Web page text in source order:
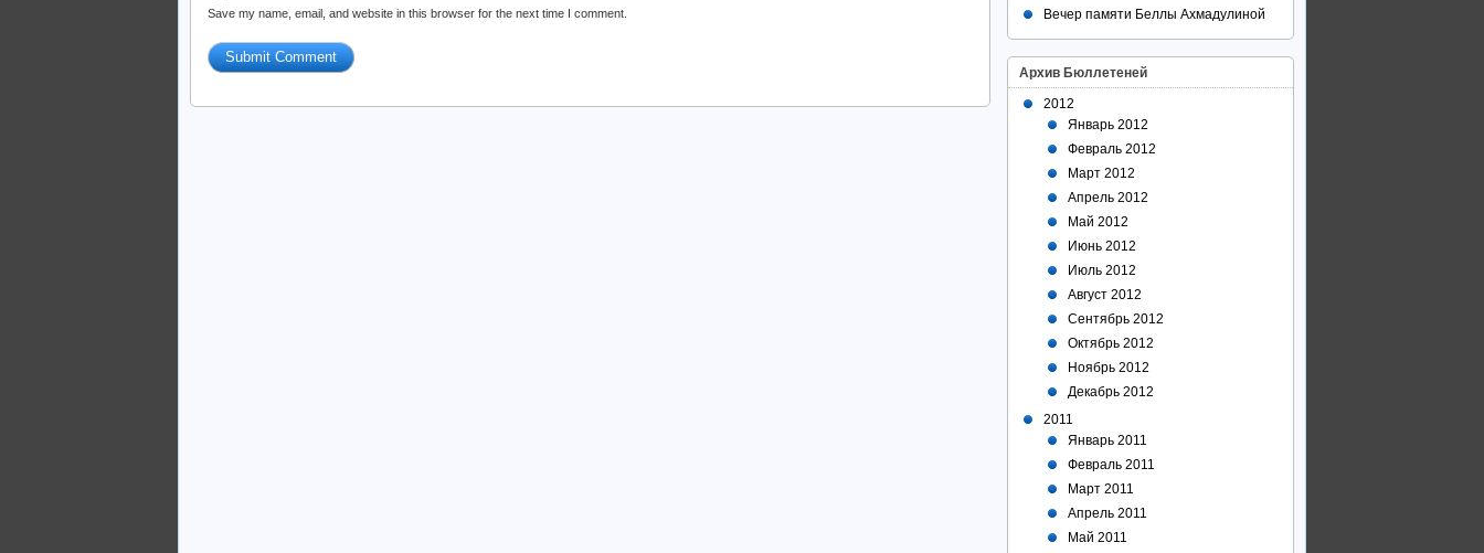
Save my name, email, and website in this browser for the next time I comment.
Вечер памяти Беллы Ахмадулиной
Архив Бюллетеней
2012
Январь 2012
Февраль 2012
Март 2012
Апрель 2012
Май 2012
Июнь 2012
Июль 2012
Август 2012
Сентябрь 2012
Октябрь 2012
Ноябрь 2012
Декабрь 2012
2011
Январь 2011
Февраль 2011
Март 2011
Апрель 2011
Май 2011